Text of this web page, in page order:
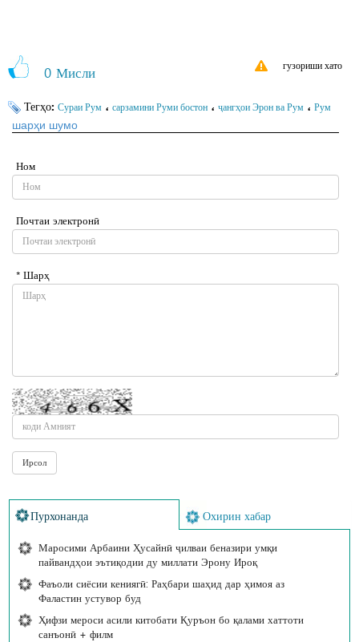
0 Мисли гузориши хато
Тегҳо: Сураи Рум ، сарзамини Руми бостон ، ҷангҳои Эрон ва Рум ، Рум
шарҳи шумо
Ном
Почтаи электронӣ
* Шарҳ
Пурхонанда Охирин хабар
Маросими Арбаини Ҳусайнӣ ҷилваи беназири умқи
пайвандҳои эътиқодии ду миллати Эрону Ироқ
Фаъоли сиёсии кениягӣ: Раҳбари шаҳид дар ҳимоя аз
Фаластин устувор буд
Ҳифзи мероси асили китобати Қуръон бо қалами хаттоти
санъонӣ + филм